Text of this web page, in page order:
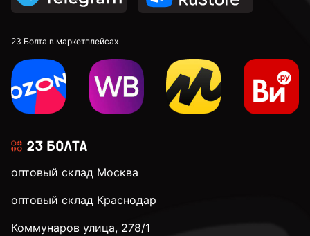
23 Болта в маркетплейсах
оптовый склад Москва
оптовый склад Краснодар
Коммунаров улица, 278/1